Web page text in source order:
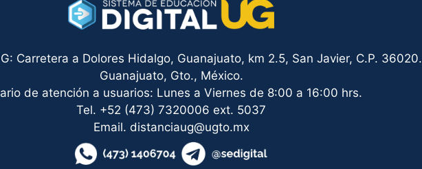
Carretera a Dolores Hidalgo, Guanajuato, km 2.5, San Javier, C.P. 36020.
Guanajuato, Gto., México.
de atención a usuarios: Lunes a Viernes de 8:00 a 16:00 hrs.
Tel. +52 (473) 7320006 ext. 5037
Email. distanciaug@ugto.mx